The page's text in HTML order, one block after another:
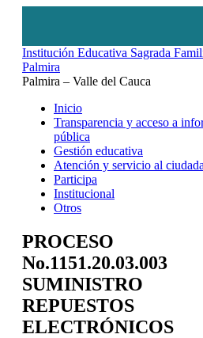
Institución Educativa Sagrada
Palmira
Palmira – Valle del Cauca
Inicio
Transparencia y acceso a
pública
Gestión educativa
Atención y servicio al
Participa
Institucional
Otros
PROCESO
No.1151.20.03.003
SUMINISTRO
REPUESTOS
ELECTRÓNICOS